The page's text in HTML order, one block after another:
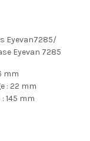
Eyevan7285/
Eyevan 7285
mm
: 22 mm
145 mm